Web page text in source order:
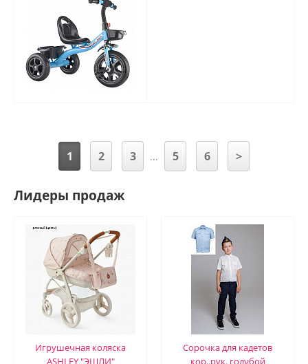
1 2 3 ... 5 6 >
Лидеры продаж
Игрушечная коляска
ASHLEY "ЭШЛИ"
Сорочка для кадетов
кор..рук. голубой